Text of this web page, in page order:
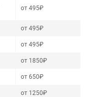
от 495₽
от 495₽
от 495₽
от 1850₽
от 650₽
от 1250₽